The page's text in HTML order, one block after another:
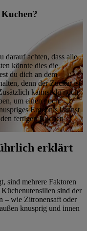
darauf achten, dass alle
könnte dies die
du dich an dem
denn der Zucker ist
kannst du noch
um einen noch
Ergebnis kannst
fertigen Kuchen
erklärt
sind mehrere Faktoren
sind der
– wie Zitronensaft oder
knusprig und innen